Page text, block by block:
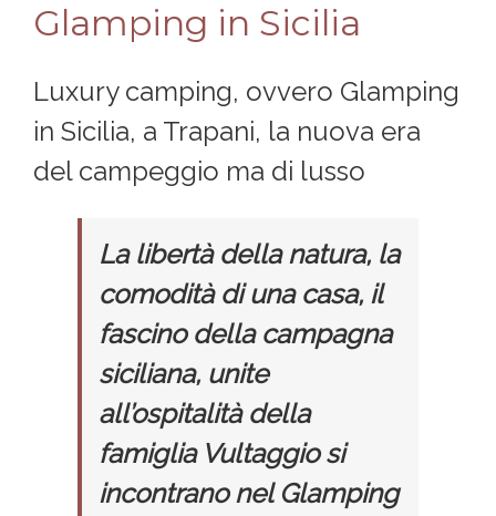
Glamping in Sicilia
Luxury camping, ovvero Glamping
in Sicilia, a Trapani, la nuova era
del campeggio ma di lusso
La libertà della natura, la
comodità di una casa, il
fascino della campagna
siciliana, unite
all’ospitalità della
famiglia Vultaggio si
incontrano nel Glamping